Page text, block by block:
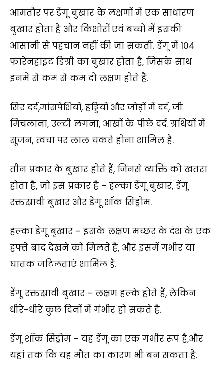
आमतौर पर डेंगू बुखार के लक्षणों में एक साधारण
बुखार होता है और किशोरों एवं बच्चों में इसकी
आसानी से पहचान नहीं की जा सकती. डेंगू में 104
फारेनहाइट डिग्री का बुखार होता है, जिसके साथ
इनमें से कम से कम दो लक्षण होते हैं.
सिर दर्द,मांसपेशियों, हड्डियों और जोड़ों में दर्द, जी
मिचलाना, उल्टी लगना, आंखों के पीछे दर्द, ग्रंथियों में
सूजन, त्वचा पर लाल चकत्ते होना शामिल है.
तीन प्रकार के बुखार होते हैं, जिनसे व्यक्ति को खतरा
होता है, जो इस प्रकार हैं – हल्का डेंगू बुखार, डेंगू
रक्तस्रावी बुखार और डेंगू शॉक सिंड्रोम.
हल्का डेंगू बुखार – इसके लक्षण मच्छर के दंश के एक
हफ्ते बाद देखने को मिलते हैं, और इसमें गंभीर या
घातक जटिलताएं शामिल हैं.
डेंगू रक्तस्रावी बुखार – लक्षण हल्के होते हैं, लेकिन
धीरे-धीरे कुछ दिनों में गंभीर हो सकते हैं.
डेंगू शॉक सिंड्रोम – यह डेंगू का एक गंभीर रूप है,और
यहां तक कि यह मौत का कारण भी बन सकता है.